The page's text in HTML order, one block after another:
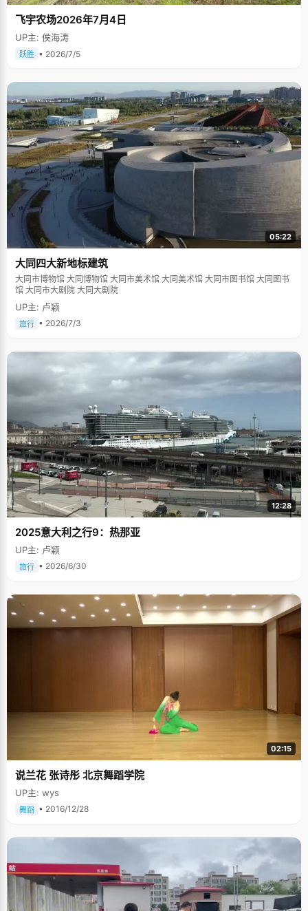
飞宇农场2026年7月4日
UP主: 侯海涛
跃胜 • 2026/7/5
05:22
大同四大新地标建筑
大同市博物馆 大同博物馆 大同市美术馆 大同美术馆 大同市图书馆 大同图书
馆 大同市大剧院 大同大剧院
UP主: 卢颖
旅行 • 2026/7/3
12:28
2025意大利之行9：热那亚
UP主: 卢颖
旅行 • 2026/6/30
02:15
说兰花 张诗彤 北京舞蹈学院
UP主: wys
舞蹈 • 2016/12/28